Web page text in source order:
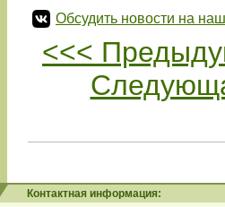
Обсудить новости на
<<<
Контактная информация: